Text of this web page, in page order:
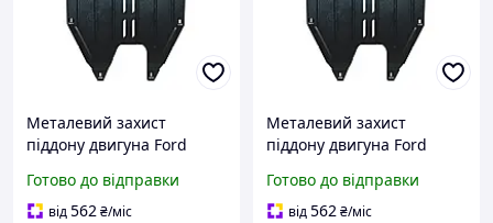
Металевий захист
піддону двигуна Ford
2.0 EcoBoost <AWD>; 2.7
EcoBoost; 3.5 Duratec
Готово до відправки
від562₴/міс
Металевий захист
піддону двигуна Ford
EcoBoost; 3.5 Duratec
двигун, КПП
Готово до відправки
від562₴/міс